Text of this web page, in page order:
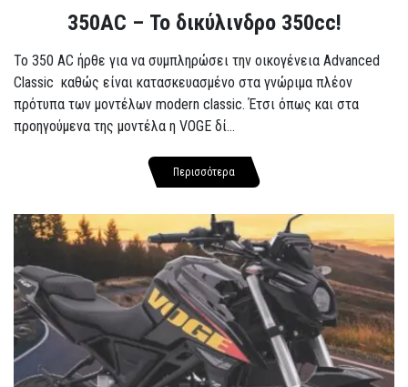
350AC – Το δικύλινδρο 350cc!
To 350 AC ήρθε για να συμπληρώσει την οικογένεια Advanced
Classic καθώς είναι κατασκευασμένο στα γνώριμα πλέον
πρότυπα των μοντέλων modern classic. Έτσι όπως και στα
προηγούμενα της μοντέλα η VOGE δί...
Περισσότερα